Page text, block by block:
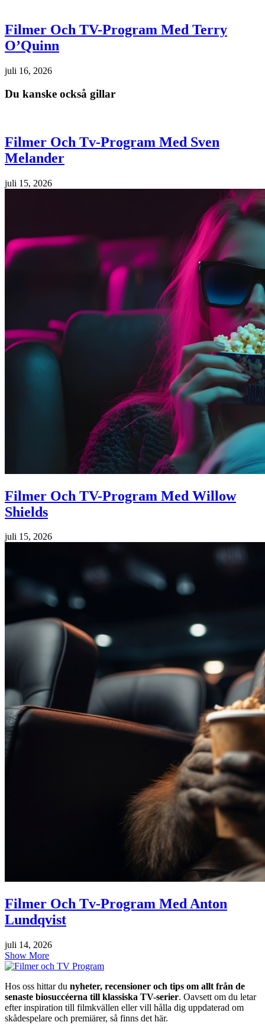
Filmer Och TV-Program Med Terry
O’Quinn
juli 16, 2026
Du kanske också gillar
Filmer Och Tv-Program Med Sven
Melander
juli 15, 2026
Filmer Och TV-Program Med Willow
Shields
juli 15, 2026
Filmer Och Tv-Program Med Anton
Lundqvist
juli 14, 2026
Show More
Hos oss hittar du nyheter, recensioner och tips om allt från de
senaste biosuccéerna till klassiska TV-serier. Oavsett om du letar
efter inspiration till filmkvällen eller vill hålla dig uppdaterad om
skådespelare och premiärer, så finns det här.